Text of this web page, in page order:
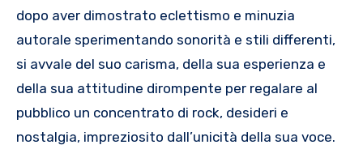
dopo aver dimostrato eclettismo e minuzia
autorale sperimentando sonorità e stili differenti,
si avvale del suo carisma, della sua esperienza e
della sua attitudine dirompente per regalare al
pubblico un concentrato di rock, desideri e
nostalgia, impreziosito dall’unicità della sua voce.